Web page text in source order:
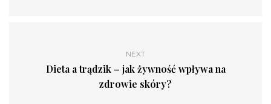
NEXT
Dieta a trądzik – jak żywność wpływa na
zdrowie skóry?